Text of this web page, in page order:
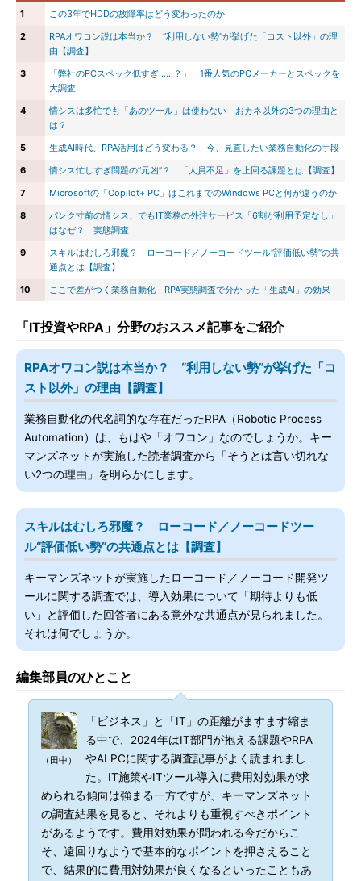
1
この3年でHDDの故障率はどう変わったのか
2
RPAオワコン説は本当か？ “利用しない勢”が挙げた「コスト以外」の理
由【調査】
3
「弊社のPCスペック低すぎ……？」 1番人気のPCメーカーとスペックを
大調査
4
情シスは多忙でも「あのツール」は使わない おカネ以外の3つの理由と
は？
5
生成AI時代、RPA活用はどう変わる？ 今、見直したい業務自動化の手段
6
情シス忙しすぎ問題の“元凶”？ 「人員不足」を上回る課題とは【調査】
7
Microsoftの「Copilot+ PC」はこれまでのWindows PCと何が違うのか
8
パンク寸前の情シス、でもIT業務の外注サービス「6割が利用予定なし」
はなぜ？ 実態調査
9
スキルはむしろ邪魔？ ローコード／ノーコードツール“評価低い勢”の共
通点とは【調査】
10
ここで差がつく業務自動化 RPA実態調査で分かった「生成AI」の効果
「IT投資やRPA」分野のおススメ記事をご紹介
RPAオワコン説は本当か？ “利用しない勢”が挙げた「コ
スト以外」の理由【調査】
業務自動化の代名詞的な存在だったRPA（Robotic Process
Automation）は、もはや「オワコン」なのでしょうか。キー
マンズネットが実施した読者調査から「そうとは言い切れな
い2つの理由」を明らかにします。
スキルはむしろ邪魔？ ローコード／ノーコードツー
ル“評価低い勢”の共通点とは【調査】
キーマンズネットが実施したローコード／ノーコード開発ツ
ールに関する調査では、導入効果について「期待よりも低
い」と評価した回答者にある意外な共通点が見られました。
それは何でしょうか。
編集部員のひとこと
（田中）
「ビジネス」と「IT」の距離がますます縮ま
る中で、2024年はIT部門が抱える課題やRPA
やAI PCに関する調査記事がよく読まれまし
た。IT施策やITツール導入に費用対効果が求
められる傾向は強まる一方ですが、キーマンズネット
の調査結果を見ると、それよりも重視すべきポイント
があるようです。費用対効果が問われる今だからこ
そ、遠回りなようで基本的なポイントを押さえること
で、結果的に費用対効果が良くなるといったこともあ